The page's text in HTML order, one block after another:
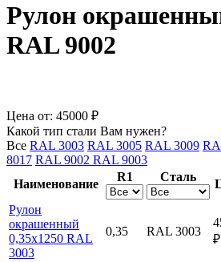
Рулон
RAL 9002
Цена от: 45000 ₽
Какой тип стали Вам нужен?
Все RAL 3003 RAL 3005 RAL 3009
8017 RAL 9002 RAL 9003
Наименование
R1 Сталь
Рулон
окрашенный
0,35х1250 RAL
3003
0,35 RAL 3003
₽